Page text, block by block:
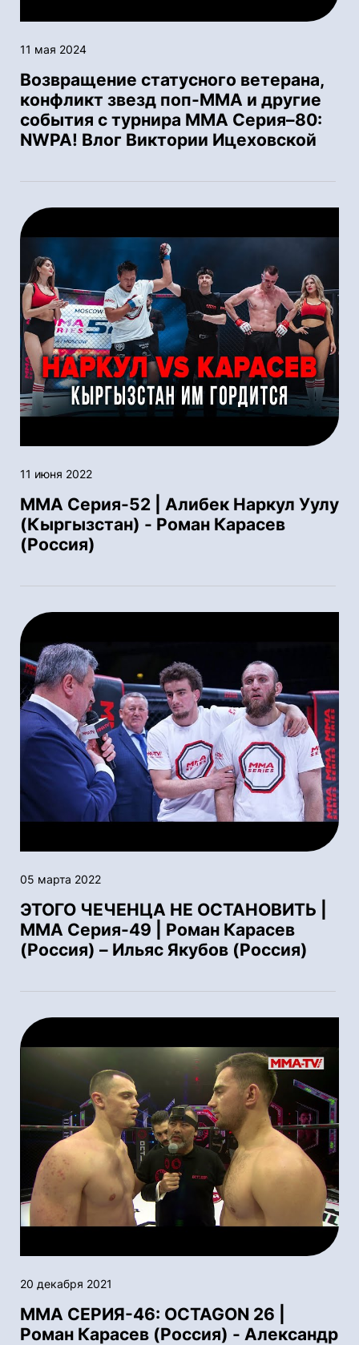
11 мая 2024
Возвращение статусного ветерана,
конфликт звезд поп-ММА и другие
события с турнира ММА Серия–80:
NWPA! Влог Виктории Ицеховской
11 июня 2022
ММА Серия-52 | Алибек Наркул Уулу
(Кыргызстан) - Роман Карасев
(Россия)
05 марта 2022
ЭТОГО ЧЕЧЕНЦА НЕ ОСТАНОВИТЬ |
ММА Серия-49 | Роман Карасев
(Россия) – Ильяс Якубов (Россия)
20 декабря 2021
ММА СЕРИЯ-46: OCTAGON 26 |
Роман Карасев (Россия) - Александр